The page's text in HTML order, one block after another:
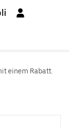
einem Rabatt.